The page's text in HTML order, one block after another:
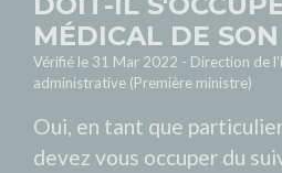
MÉDICAL DE
Vérifié le 31 Mar 2022 - Direction de
administrative (Première ministre)
Oui, en tant que
devez vous occuper du